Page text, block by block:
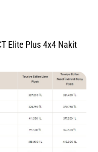
Elite Plus 4x4 Nakit